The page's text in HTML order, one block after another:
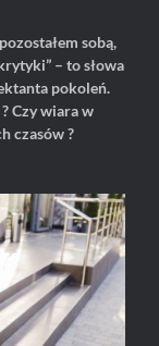
sobą,
– to słowa
pokoleń.
Czy wiara w
czasów ?